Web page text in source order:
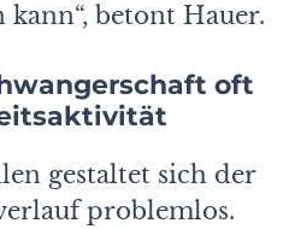
betont Hauer.
oft
gestaltet sich der
problemlos.